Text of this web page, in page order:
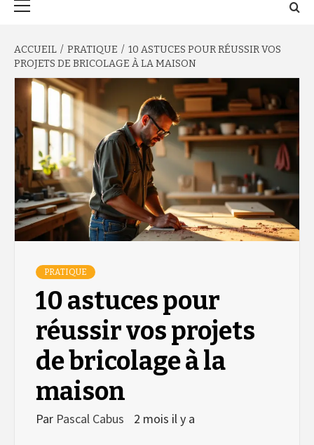
ACCUEIL PRATIQUE
10 ASTUCES POUR RÉUSSIR VOS
PROJETS DE BRICOLAGE À LA MAISON
PRATIQUE
10 astuces pour
réussir vos projets
de bricolage à la
maison
Par Pascal Cabus 2 mois il y a